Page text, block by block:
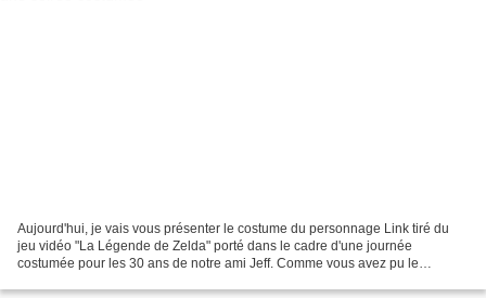
Aujourd'hui, je vais vous présenter le costume du personnage Link tiré du
jeu vidéo "La Légende de Zelda" porté dans le cadre d'une journée
costumée pour les 30 ans de notre ami Jeff. Comme vous avez pu le